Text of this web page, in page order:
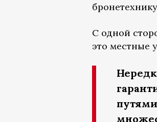
С одной
это местные